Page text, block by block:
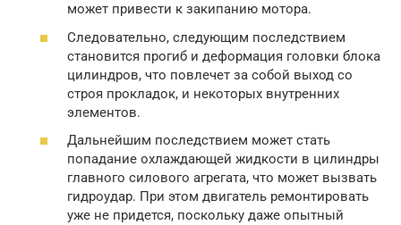
может привести к закипанию мотора.
Следовательно, следующим последствием
становится прогиб и деформация головки блока
цилиндров, что повлечет за собой выход со
строя прокладок, и некоторых внутренних
элементов.
Дальнейшим последствием может стать
попадание охлаждающей жидкости в цилиндры
главного силового агрегата, что может вызвать
гидроудар. При этом двигатель ремонтировать
уже не придется, поскольку даже опытный